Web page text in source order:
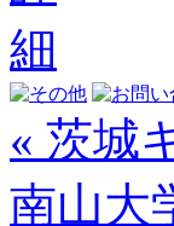
« 茨城
南山大